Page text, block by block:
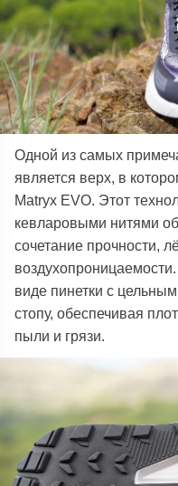
Одной из самых
является верх, в
Matryx EVO. Этот
кевларовыми нитями
сочетание прочности,
виде пинетки с
стопу, обеспечивая
пыли и грязи.